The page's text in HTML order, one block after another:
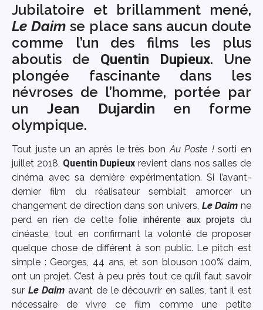
Jubilatoire et brillamment mené,
Le Daim se place sans aucun doute
comme l’un des films les plus
aboutis de Quentin Dupieux. Une
plongée fascinante dans les
névroses de l’homme, portée par
un Jean Dujardin en forme
olympique.
Tout juste un an après le très bon Au Poste !sorti en
juillet 2018, Quentin Dupieux revient dans nos salles de
cinéma avec sa dernière expérimentation. Si l’avant-
dernier film du réalisateur semblait amorcer un
changement de direction dans son univers, Le Daim ne
perd en rien de cettefolie inhérente aux projets du
cinéaste, tout en confirmant la volonté de proposer
quelque chose de différent à son public. Le pitch est
simple : Georges, 44 ans, et son blouson 100% daim,
ont un projet. C’est à peu près tout ce qu’il faut savoir
sur Le Daim avant de le découvrir en salles, tant il est
nécessaire de vivre ce film comme une petite